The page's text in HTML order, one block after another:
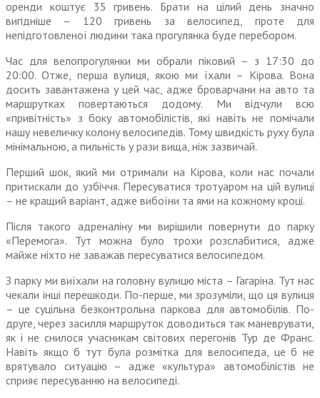
оренди коштує 35 гривень. Брати на цілий день значно
вигідніше – 120 гривень за велосипед, проте для
непідготовленої людини така прогулянка буде перебором.
Час для велопрогулянки ми обрали піковий – з 17:30 до
20:00. Отже, перша вулиця, якою ми їхали – Кірова. Вона
досить завантажена у цей час, адже бро­варчани на авто та
маршрутках повертаються додому. Ми відчули всю
«привітність» з боку авто­мобілістів, які навіть не помічали
нашу невеличку колону велоси­педів. Тому швидкість руху була
мінімальною, а пильність у рази вища, ніж зазвичай.
Перший шок, який ми отримали на Кірова, коли нас почали
притискали до узбіччя. Пересуватися тротуаром на цій вулиці
– не кращий варіант, адже вибоїни та ями на кожному кроці.
Після такого адреналіну ми вирішили повернути до парку
«Перемога». Тут можна було трохи розслабитися, адже
майже ніхто не заважав пересуватися велосипедом.
З парку ми виїхали на головну вулицю міста – Гагаріна. Тут нас
чекали інші перешкоди. По-перше, ми зрозуміли, що ця вулиця
– це суцільна безконтрольна паркова для автомобілів. По-
друге, через засилля маршру­ток доводиться так маневрувати,
як і не снилося учасникам світових перегонів Тур де Франс.
Навіть якщо б тут була розмітка для велосипеда, це б не
врятувало ситуацію – адже «культура» авто­мобілістів не
сприяє пересуванню на велосипеді.